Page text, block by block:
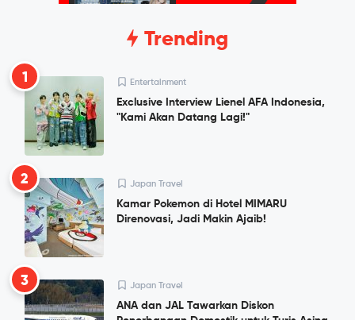
Trending
1 Entertainment
Exclusive Interview Lienel AFA Indonesia,
"Kami Akan Datang Lagi!"
2 Japan Travel
Kamar Pokemon di Hotel MIMARU
Direnovasi, Jadi Makin Ajaib!
3 Japan Travel
ANA dan JAL Tawarkan Diskon